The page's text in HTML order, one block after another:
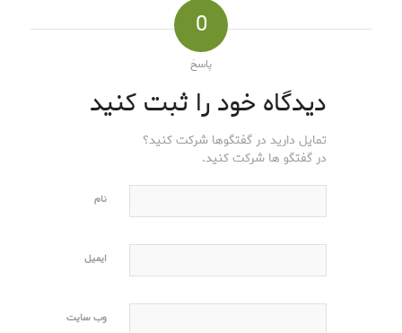
0
پاسخ
دیدگاه خود را ثبت کنید
تمایل دارید در گفتگوها شرکت کنید؟
در گفتگو ها شرکت کنید.
نام
ایمیل
وب‌ سایت